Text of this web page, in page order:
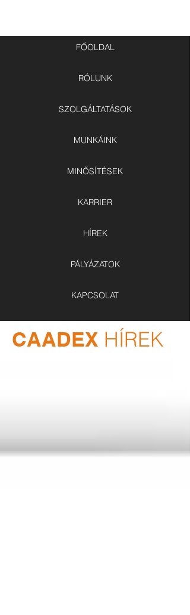
FŐOLDAL
RÓLUNK
SZOLGÁLTATÁSOK
MUNKÁINK
MINŐSÍTÉSEK
KARRIER
HÍREK
PÁLYÁZATOK
KAPCSOLAT
CAADEX HÍREK